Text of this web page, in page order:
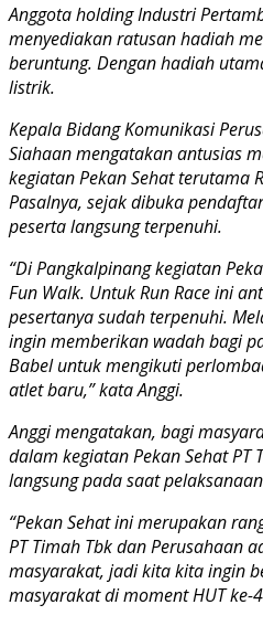
Anggota holding Industri
menyediakan ratusan hadiah
beruntung. Dengan hadiah
listrik.
Kepala Bidang Komunikasi
Siahaan mengatakan antusias
kegiatan Pekan Sehat terutama
Pasalnya, sejak dibuka
peserta langsung terpenuhi.
“Di Pangkalpinang kegiatan
Fun Walk. Untuk Run Race ini
pesertanya sudah terpenuhi.
ingin memberikan wadah bagi
Babel untuk mengikuti
atlet baru,” kata Anggi.
Anggi mengatakan, bagi
dalam kegiatan Pekan Sehat PT
langsung pada saat
“Pekan Sehat ini merupakan
PT Timah Tbk dan Perusahaan
masyarakat, jadi kita kita ingin
masyarakat di moment HUT ke-